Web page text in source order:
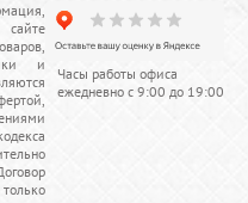
и
Часы работы офиса
ежедневно с 9:00 до 19:00